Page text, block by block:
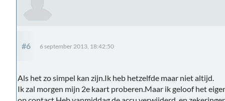
#6 6 september 2013, 18:42:50
Als het zo simpel kan zijn.Ik heb hetzelfde maar niet altijd.
Ik zal morgen mijn 2e kaart proberen.Maar ik geloof het